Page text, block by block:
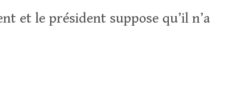
et le président suppose qu’il n’a